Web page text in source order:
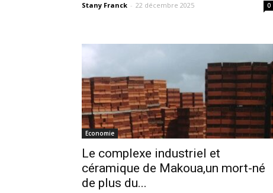
Stany Franck - 22 décembre 2025 0
Economie
Le complexe industriel et
céramique de Makoua,un mort-né
de plus du...